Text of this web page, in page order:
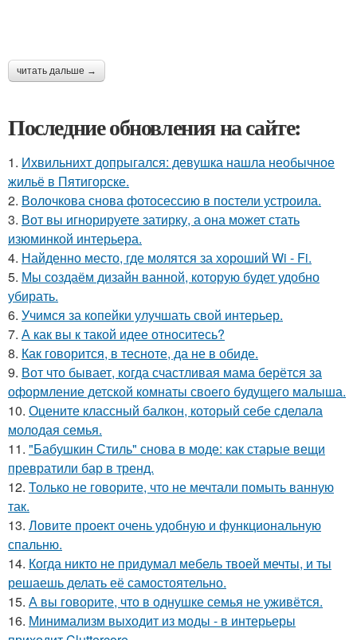
читать дальше →
Последние обновления на сайте:
1. Ихвильнихт допрыгался: девушка нашла необычное
жильё в Пятигорске.
2. Волочкова снова фотосессию в постели устроила.
3. Вот вы игнорируете затирку, а она может стать
изюминкой интерьера.
4. Найденно место, где молятся за хороший Wi - Fi.
5. Мы создаём дизайн ванной, которую будет удобно
убирать.
6. Учимся за копейки улучшать свой интерьер.
7. А как вы к такой идее относитесь?
8. Как говорится, в тесноте, да не в обиде.
9. Вот что бывает, когда счастливая мама берётся за
оформление детской комнаты своего будущего малыша.
10. Оцените классный балкон, который себе сделала
молодая семья.
11. "Бабушкин Стиль" снова в моде: как старые вещи
превратили бар в тренд.
12. Только не говорите, что не мечтали помыть ванную
так.
13. Ловите проект очень удобную и функциональную
спальню.
14. Когда никто не придумал мебель твоей мечты, и ты
решаешь делать её самостоятельно.
15. А вы говорите, что в однушке семья не уживётся.
16. Минимализм выходит из моды - в интерьеры